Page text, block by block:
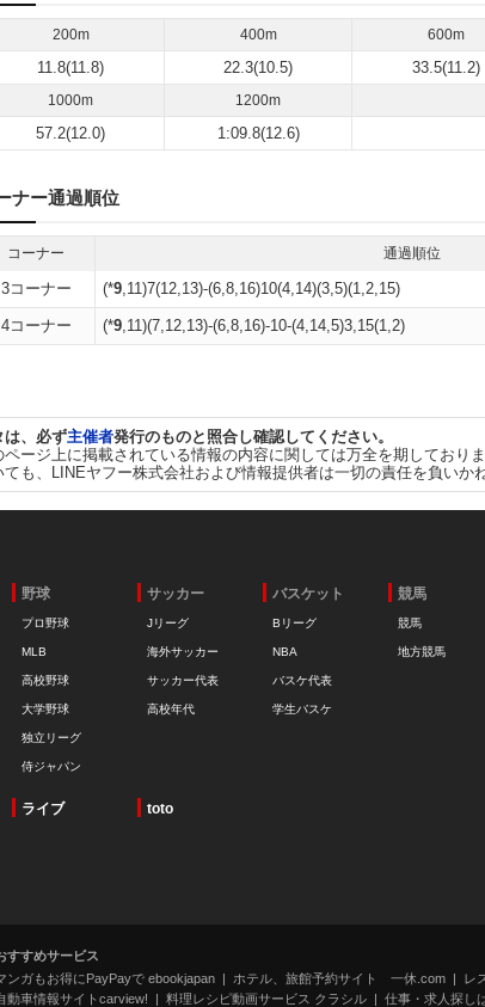
200m 400m 600m
11.8(11.8) 22.3(10.5) 33.5(11.2)
1000m 1200m
57.2(12.0) 1:09.8(12.6)
ナー通過順位
コーナー 通過順位
3コーナー (*9,11)7(12,13)-(6,8,16)10(4,14)(3,5)(1,2,15)
4コーナー (*9,11)(7,12,13)-(6,8,16)-10-(4,14,5)3,15(1,2)
は、必ず主催者発行のものと照合し確認してください。
ージ上に掲載されている情報の内容に関しては万全を期してお
も、LINEヤフー株式会社および情報提供者は一切の責任を負いかね
野球
プロ野球
MLB
高校野球
大学野球
独立リーグ
侍ジャパン
サッカー
Jリーグ
海外サッカー
サッカー代表
高校年代
バスケット
Bリーグ
NBA
バスケ代表
学生バスケ
競馬
競馬
地方競馬
ライブ toto
すすめサービス
ンガもお得にPayPayで ebookjapan
ホテル、旅館予約サイト 一休.com
レ
動車情報サイトcarview!
料理レシピ動画サービス クラシル 仕事・求人探し